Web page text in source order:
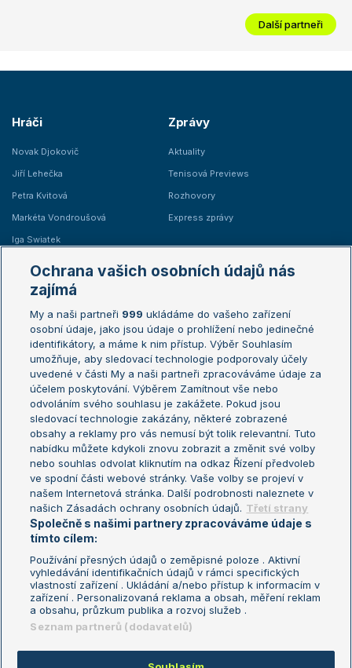
Další partneři
Hráči
Novak Djokovič
Jiří Lehečka
Petra Kvitová
Markéta Vondroušová
Iga Swiatek
Zprávy
Aktuality
Tenisová Previews
Rozhovory
Express zprávy
Žebříčky
Žebříček ATP (muži)
Žebříček WTA (ženy)
Sázkařský žebříček
Australian Open
French Open
Wimbledon
US Open
Turnaj mistrů
Turnaj mistryň
Aktualní trendy
Fotbalové přestupy
Livesport Daily
LS Prague Open
Podmínky užití
Nastavení soukromí
GDPR a žurnalistika
Reklama
Kontakt
Informace o zpracování osobních
údajů
Ochrana vašich osobních údajů nás
zajímá
My a naši partneři 999 ukládáme do vašeho zařízení
osobní údaje, jako jsou údaje o prohlížení nebo jedinečné
identifikátory, a máme k nim přístup. Výběr Souhlasím
umožňuje, aby sledovací technologie podporovaly účely
uvedené v části My a naši partneři zpracováváme údaje za
účelem poskytování. Výběrem Zamítnout vše nebo
odvoláním svého souhlasu je zakážete. Pokud jsou
sledovací technologie zakázány, některé zobrazené
obsahy a reklamy pro vás nemusí být tolik relevantní. Tuto
nabídku můžete kdykoli znovu zobrazit a změnit své volby
nebo souhlas odvolat kliknutím na odkaz Řízení předvoleb
ve spodní části webové stránky. Vaše volby se projeví v
našem Internetová stránka. Další podrobnosti naleznete v
našich Zásadách ochrany osobních údajů. Třetí strany
Společně s našimi partnery zpracováváme údaje s
tímto cílem:
Používání přesných údajů o zeměpisné poloze . Aktivní
vyhledávání identifikačních údajů v rámci specifických
vlastností zařízení . Ukládání a/nebo přístup k informacím v
zařízení . Personalizovaná reklama a obsah, měření reklam
a obsahu, průzkum publika a rozvoj služeb .
Seznam partnerů (dodavatelů)